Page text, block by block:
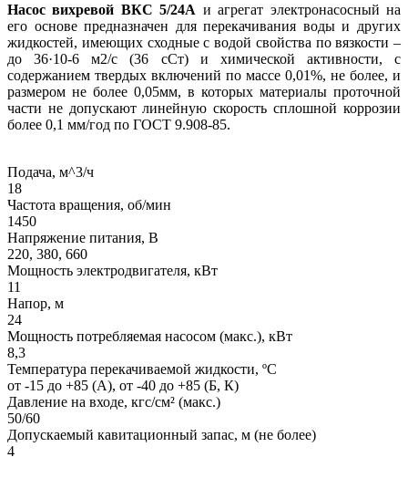
Насос вихревой ВКС 5/24А и агрегат электронасосный на
его основе предназначен для перекачивания воды и других
жидкостей, имеющих сходные с водой свойства по вязкости –
до 36·10-6 м2/с (36 сСт) и химической активности, с
содержанием твердых включений по массе 0,01%, не более, и
размером не более 0,05мм, в которых материалы проточной
части не допускают линейную скорость сплошной коррозии
более 0,1 мм/год по ГОСТ 9.908-85.
Подача, м^3/ч
18
Частота вращения, об/мин
1450
Напряжение питания, В
220, 380, 660
Мощность электродвигателя, кВт
11
Напор, м
24
Мощность потребляемая насосом (макс.), кВт
8,3
Температура перекачиваемой жидкости, ºС
от -15 до +85 (А), от -40 до +85 (Б, К)
Давление на входе, кгс/см² (макс.)
50/60
Допускаемый кавитационный запас, м (не более)
4